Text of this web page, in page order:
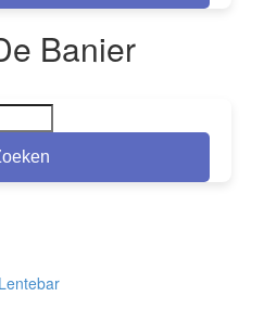
Banier